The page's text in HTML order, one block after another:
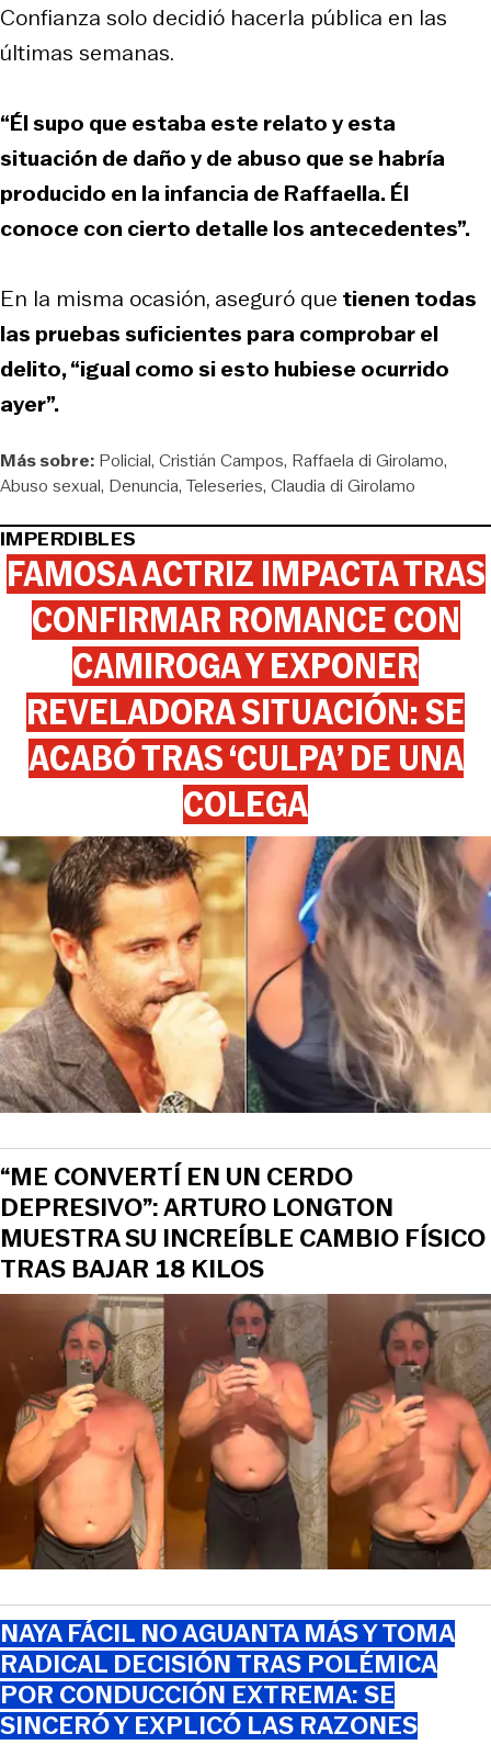
Confianza solo decidió hacerla pública en las
últimas semanas.
“Él supo que estaba este relato y esta
situación de daño y de abuso que se habría
producido en la infancia de Raffaella. Él
conoce con cierto detalle los antecedentes”.
En la misma ocasión, aseguró que tienen todas
las pruebas suficientes para comprobar el
delito, “igual como si esto hubiese ocurrido
ayer”.
Más sobre: Policial Cristián Campos Raffaela di Girolamo
Abuso sexual Denuncia Teleseries Claudia di Girolamo
IMPERDIBLES
FAMOSA ACTRIZ IMPACTA TRAS
CONFIRMAR ROMANCE CON
CAMIROGA Y EXPONER
REVELADORA SITUACIÓN: SE
ACABÓ TRAS ‘CULPA’ DE UNA
COLEGA
“ME CONVERTÍ EN UN CERDO
DEPRESIVO”: ARTURO LONGTON
MUESTRA SU INCREÍBLE CAMBIO FÍSICO
TRAS BAJAR 18 KILOS
NAYA FÁCIL NO AGUANTA MÁS Y TOMA
RADICAL DECISIÓN TRAS POLÉMICA
POR CONDUCCIÓN EXTREMA: SE
SINCERÓ Y EXPLICÓ LAS RAZONES